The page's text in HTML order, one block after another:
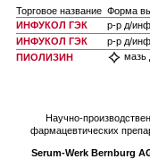
Торговое название Форма
ИНФУКОЛ ГЭК
р-р д/
ИНФУКОЛ ГЭК
р-р д/
ПИОЛИЗИН
мазь
Научно-
фармацевтических
Serum-Werk Bernburg